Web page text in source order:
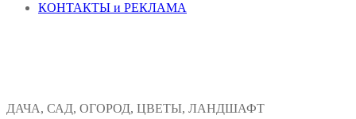
КОНТАКТЫ и РЕКЛАМА
ДАЧА, САД, ОГОРОД, ЦВЕТЫ, ЛАНДШАФТ